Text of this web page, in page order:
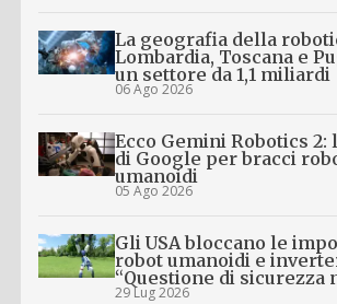
La geografia della
Lombardia, Toscana e
un settore da 1,1 miliardi
06 Ago 2026
Ecco Gemini Robotics 2:
di Google per bracci
umanoidi
05 Ago 2026
Gli USA bloccano le
robot umanoidi e
“Questione di sicurezza
29 Lug 2026